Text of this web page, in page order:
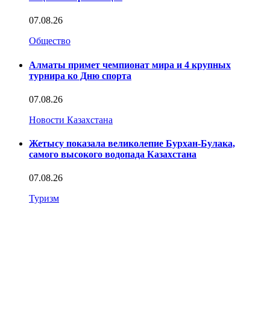
07.08.26
Общество
Алматы примет чемпионат мира и 4 крупных
турнира ко Дню спорта
07.08.26
Новости Казахстана
Жетысу показала великолепие Бурхан-Булака,
самого высокого водопада Казахстана
07.08.26
Туризм